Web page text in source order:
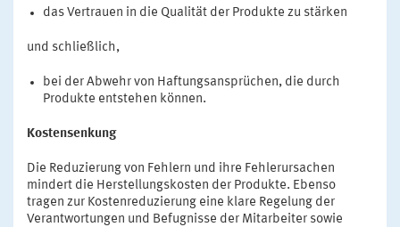
das Vertrauen in die Qualität der Produkte zu stärken
und schließlich,
bei der Abwehr von Haftungsansprüchen, die durch
Produkte entstehen können.
Kostensenkung
Die Reduzierung von Fehlern und ihre Fehlerursachen
mindert die Herstellungskosten der Produkte. Ebenso
tragen zur Kostenreduzierung eine klare Regelung der
Verantwortungen und Befugnisse der Mitarbeiter sowie